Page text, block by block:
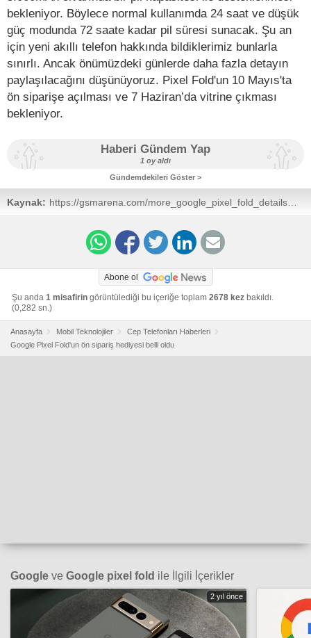
bekleniyor. Böylece normal kullanımda 24 saat ve düşük
güç modunda 72 saate kadar pil süresi sunacak. Şu an
için yeni akıllı telefon hakkında bildiklerimiz bunlarla
sınırlı. Ancak önümüzdeki günlerde daha fazla detayın
paylaşılacağını düşünüyoruz. Pixel Fold'un 10 Mayıs'ta
ön siparişe açılması ve 7 Haziran’da vitrine çıkması
bekleniyor.
Haberi Gündem Yap
1 oy aldı
Gündemdekileri Göster >
Kaynak: https://gsmarena.com/
news-58289.php
Abone ol
Şu anda 1 misafirin görüntülediği bu içeriğe toplam 2678 kez bakıldı.
(0,282 sn.)
Anasayfa Mobil Teknolojiler
Cep Telefonları Haberleri
Google Pixel Fold'un ön sipariş hediyesi belli oldu
Google ve Google pixel fold ile İlgili İçerikler
2 yıl önce